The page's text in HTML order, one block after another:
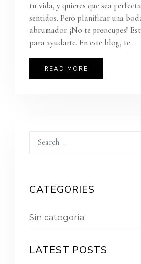
tu vida, y quieres que sea
sentidos. Pero planificar una
abrumador. ¡No te preocupes!
para ayudarte. En este blog, te...
READ MORE
CATEGORIES
Sin categoría
LATEST POSTS